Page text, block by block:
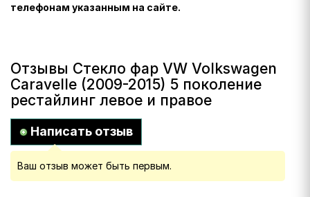
телефонам указанным на сайте.
Отзывы Стекло фар VW Volkswagen
Caravelle (2009-2015) 5 поколение
рестайлинг левое и правое
Написать отзыв
Ваш отзыв может быть первым.